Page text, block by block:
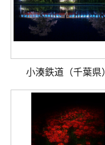
小湊鉄道（千葉県）